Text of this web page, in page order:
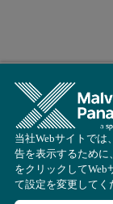
当社Webサイトで
告を表示するために
をクリックして
て設定を変更してく